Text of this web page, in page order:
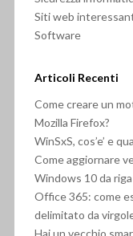
Siti web
Software
Articoli Recenti
Come creare un
Mozilla Firefox?
WinSxS, cos’e’ e
Come aggiornare
Windows 10 da
Office 365: come
delimitato da
Hai un vecchio